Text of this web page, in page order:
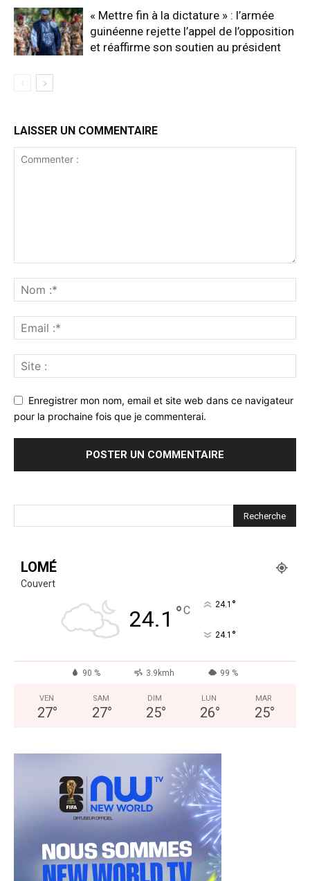
« Mettre fin à la dictature » : l’armée
guinéenne rejette l’appel de l’opposition
et réaffirme son soutien au président
LAISSER UN COMMENTAIRE
Enregistrer mon nom, email et site web dans ce navigateur
pour la prochaine fois que je commenterai.
LOMÉ
Couvert
24.1 °C 24.1 °
24.1 °
90 % 3.9kmh 99 %
VEN
27°
SAM
27°
DIM
25°
LUN
26°
MAR
25°